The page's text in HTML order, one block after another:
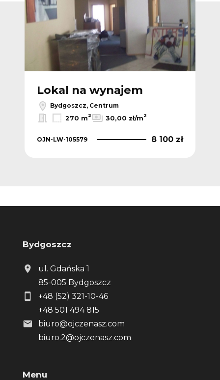
Lokal na wynajem
Bydgoszcz, Centrum
270 m2 30,00 zł/m2
OJN-LW-105579 8 100 zł
Bydgoszcz
ul. Gdańska 1
85-005 Bydgoszcz
+48 (52) 321-10-46
+48 501 494 815
biuro@ojczenasz.com
biuro.2@ojczenasz.com
Menu